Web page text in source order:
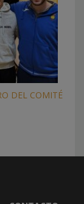
DEL COMITÉ